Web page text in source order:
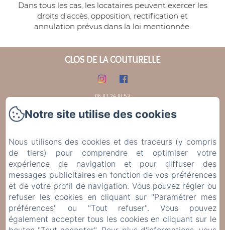
Dans tous les cas, les locataires peuvent exercer les
droits d'accès, opposition, rectification et
annulation prévus dans la loi mentionnée.
CLOS DE LA COUTURELLE
06.82.24.81.53
Accueil
Loft
Vintage
Que Faire Aux Alentours ?
Contact
Politique de confidentialité
Informations légales
Informations sur les cookies
Notre site utilise des cookies
Nous utilisons des cookies et des traceurs (y compris
de tiers) pour comprendre et optimiser votre
expérience de navigation et pour diffuser des
messages publicitaires en fonction de vos préférences
et de votre profil de navigation. Vous pouvez régler ou
refuser les cookies en cliquant sur "Paramétrer mes
préférences" ou "Tout refuser". Vous pouvez
également accepter tous les cookies en cliquant sur le